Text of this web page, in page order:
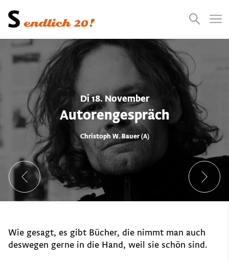
Presse
Jobs
Suchen
Di 18. November
Autorengespräch
Christoph W. Bauer (A)
Wie gesagt, es gibt Bücher, die nimmt man auch
deswegen gerne in die Hand, weil sie schön sind.